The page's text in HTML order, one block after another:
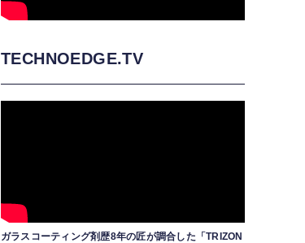
TECHNOEDGE.TV
ガラスコーティング剤歴8年の匠が調合した「TRIZON